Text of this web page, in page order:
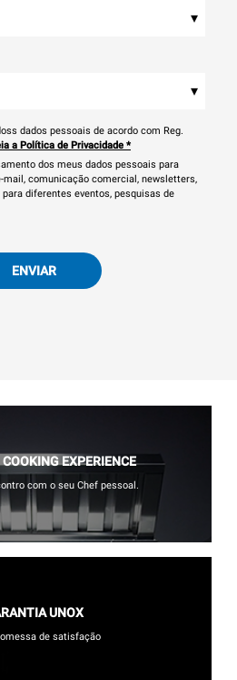
▾
▾
dados pessoais de acordo com Reg.
a Política de Privacidade *
dos meus dados pessoais para
mail, comunicação comercial, newsletters,
diferentes eventos, pesquisas de
ENVIAR
EXPERIENCE
com o seu Chef pessoal.
UNOX
de satisfação